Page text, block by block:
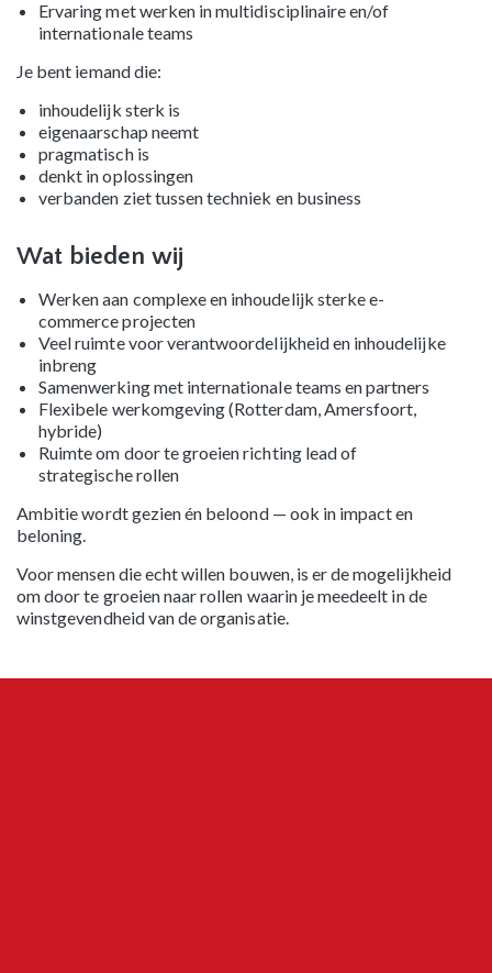
Ervaring met werken in multidisciplinaire en/of
internationale teams
Je bent iemand die:
inhoudelijk sterk is
eigenaarschap neemt
pragmatisch is
denkt in oplossingen
verbanden ziet tussen techniek en business
Wat bieden wij
Werken aan complexe en inhoudelijk sterke e-
commerce projecten
Veel ruimte voor verantwoordelijkheid en inhoudelijke
inbreng
Samenwerking met internationale teams en partners
Flexibele werkomgeving (Rotterdam, Amersfoort,
hybride)
Ruimte om door te groeien richting lead of
strategische rollen
Ambitie wordt gezien én beloond — ook in impact en
beloning.
Voor mensen die echt willen bouwen, is er de mogelijkheid
om door te groeien naar rollen waarin je meedeelt in de
winstgevendheid van de organisatie.